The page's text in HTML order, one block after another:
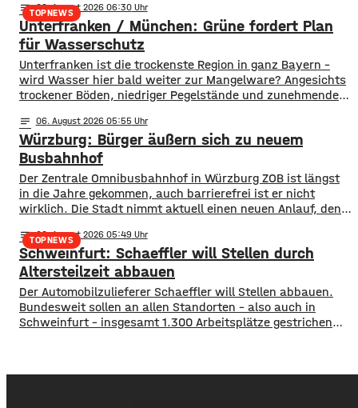
Kissingens Oberbürgermeister Dirk Vogel und der
Wirtschaftsförderer der Stadt Sebastian Bünner sehen
damit ihr Engagement und den aktuellen Kurs der
TOPNEWS
notes 06. August 2026 06:30
Unterfranken / München: Grüne fordert Plan
für Wasserschutz
​​Unterfranken ist die trockenste Region in ganz Bayern –
wird Wasser hier bald weiter zur Mangelware? Angesichts
trockener Böden, niedriger Pegelstände und zunehmender
​Mit einem neuen Antrag fordern sie einen 10-Punkte-
Wasser-Notfallplan für Bayern. ​Die Grünen-Fraktion hat
dabei kurzfristige und langfristige Maßnahmen im Petto.
So sollen unter anderem
notes 06. August 2026 05:55
Würzburg: Bürger äußern sich zu neuem
Busbahnhof
Der Zentrale Omnibusbahnhof in Würzburg ZOB ist längst
in die Jahre gekommen, auch barrierefrei ist er nicht
wirklich. Die Stadt nimmt aktuell einen neuen Anlauf, den
gesamten Busverkehr umzugestalten. In einer
Bürgerbeteiligung konnten die Würzburger jetzt Lob, Kritik
und Wünsche einbringen. Was gut funktioniert sind
demnach die
TOPNEWS
notes 06. August 2026 05:49
Schweinfurt: Schaeffler will Stellen durch
Altersteilzeit abbauen
Der Automobilzulieferer Schaeffler will Stellen abbauen.
Bundesweit sollen an allen Standorten – also auch in
Schweinfurt – insgesamt 1.300 Arbeitsplätze gestrichen